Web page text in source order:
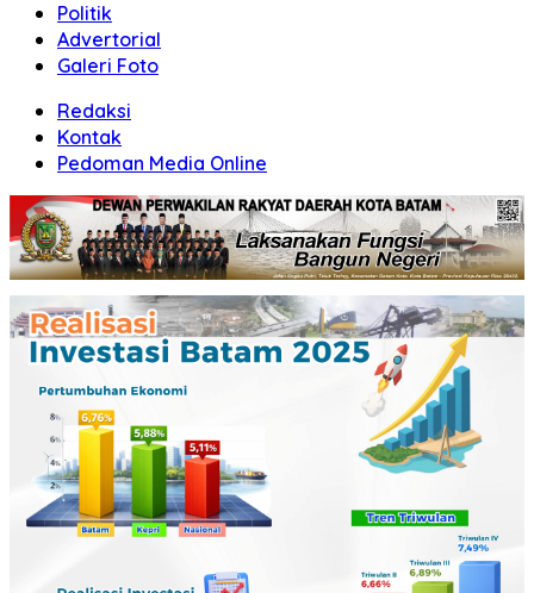
Politik
Advertorial
Galeri Foto
Redaksi
Kontak
Pedoman Media Online